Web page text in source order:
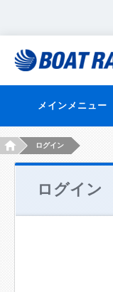
メインメニュー
HOMEログイン
ログイン